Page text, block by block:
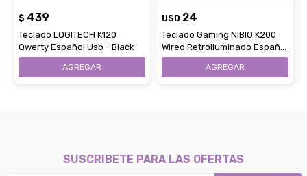
$ 439
Teclado LOGITECH K120
Qwerty Español Usb - Black
USD 24
Teclado Gaming NIBIO K200
Wired Retroiluminado Español
- Black
SUSCRIBETE PARA LAS OFERTAS